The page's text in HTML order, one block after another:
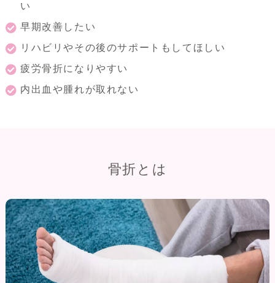
い
早期改善したい
リハビリやその後のサポートもしてほしい
疲労骨折になりやすい
内出血や腫れが取れない
骨折とは